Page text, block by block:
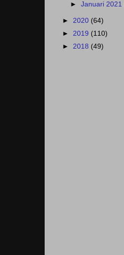
►Januari 2021
► 2020 (64)
► 2019 (110)
► 2018 (49)